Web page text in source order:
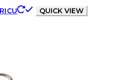
QUICK VIEW